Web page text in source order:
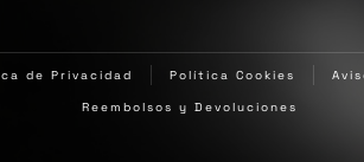
de Privacidad Política Cookies
Reembolsos y Devoluciones